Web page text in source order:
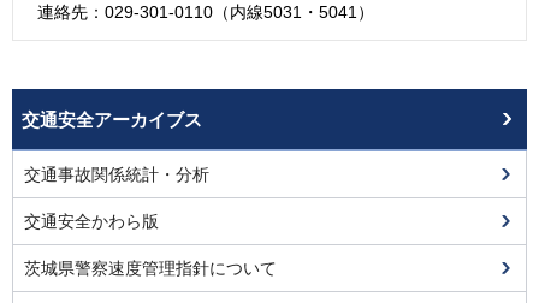
連絡先：029-301-0110（内線5031・5041）
交通安全アーカイブス
交通事故関係統計・分析
交通安全かわら版
茨城県警察速度管理指針について